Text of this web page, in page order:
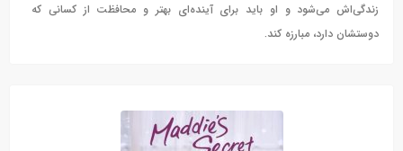
زندگی‌اش می‌شود و او باید برای آینده‌ای بهتر و محافظت از کسانی که
دوستشان دارد، مبارزه کند.